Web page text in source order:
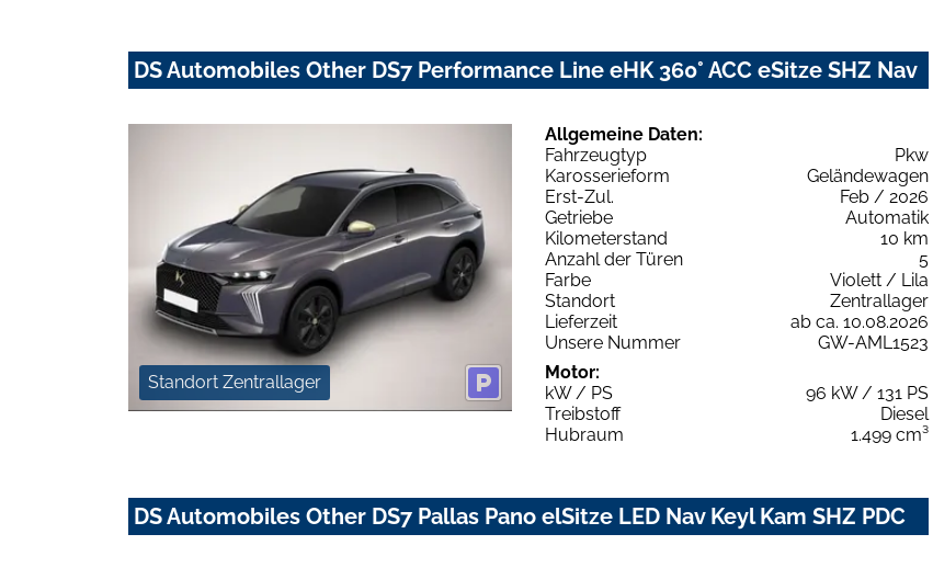
DS Automobiles Other DS7 Performance Line eHK 360° ACC eSitze SHZ Nav
Standort Zentrallager
Allgemeine Daten:
Fahrzeugtyp
Pkw
Karosserieform
Geländewagen
Erst-Zul.
Feb / 2026
Getriebe
Automatik
Kilometerstand
10 km
Anzahl der Türen
5
Farbe
Violett / Lila
Standort
Zentrallager
Lieferzeit
ab ca. 10.08.2026
Unsere Nummer
GW-AML1523
Motor:
kW / PS
96 kW / 131 PS
Treibstoff
Diesel
Hubraum
1.499 cm³
DS Automobiles Other DS7 Pallas Pano elSitze LED Nav Keyl Kam SHZ PDC